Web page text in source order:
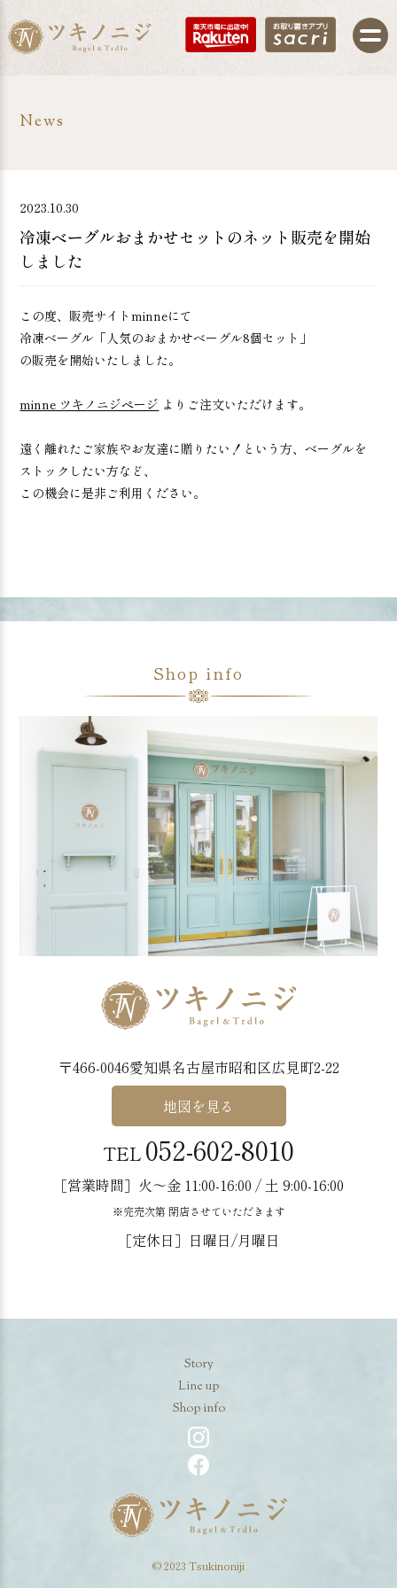
News
2023.10.30
冷凍ベーグルおまかせセットのネット販売を開始
しました
この度、販売サイトminneにて
冷凍ベーグル「人気のおまかせベーグル8個セット」
の販売を開始いたしました。
minne ツキノニジページ よりご注文いただけます。
遠く離れたご家族やお友達に贈りたい！という方、ベーグルを
ストックしたい方など、
この機会に是非ご利用ください。
Shop info
〒466-0046愛知県名古屋市昭和区広見町2-22
地図を見る
TEL 052-602-8010
［営業時間］火〜金 11:00-16:00 / 土 9:00-16:00
※完売次第 閉店させていただきます
［定休日］日曜日/月曜日
Story
Line up
Shop info
© 2023 Tsukinoniji